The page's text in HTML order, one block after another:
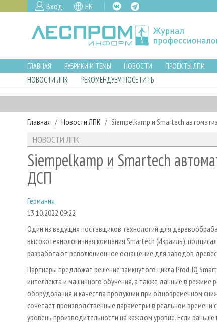
Вход EN
ГЛАВНАЯ РУБРИКИ И ТЕМЫ НОВОСТИ ПРОЕКТЫ ЛПИ
НОВОСТИ ЛПК
РЕКОМЕНДУЕМ ПОСЕТИТЬ
Главная Новости ЛПК Siempelkamp и Smartech
НОВОСТИ ЛПК
Siempelkamp и Smartech
ДСП
Германия
13.10.2022 09:22
Один из ведущих поставщиков технологий для
высокотехнологичная компания Smartech (Израиль),
разработают революционное оснащение для заводов
Партнеры предложат решение замкнутого цикла Prod-IQ
интеллекта и машинного обучения, а также данные в
оборудования и качества продукции при одновременном
сочетает производственные параметры в реальном
уровень производительности на каждом уровне. Если